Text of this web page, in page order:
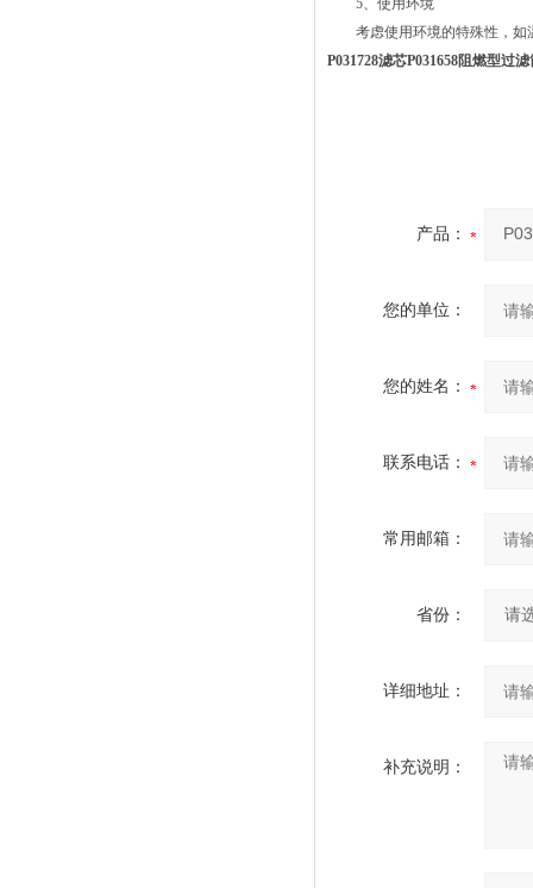
5、使用环境
考虑使用环境的特殊性，如
P031728滤芯P031658阻燃型过
产品：
您的单位：
您的姓名：
联系电话：
常用邮箱：
省份：
详细地址：
补充说明：